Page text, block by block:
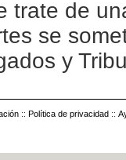
trate de
se
y
:: Política de privacidad ::